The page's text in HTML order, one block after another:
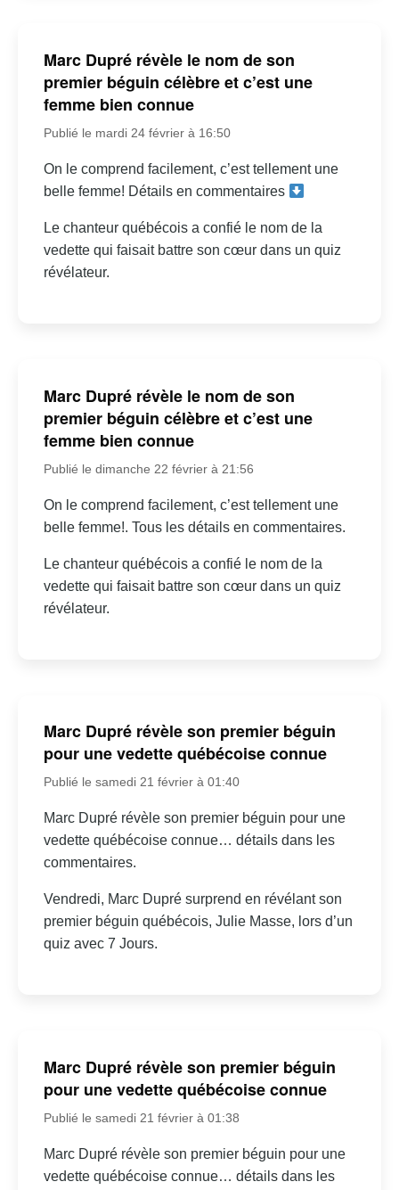
Marc Dupré révèle le nom de son
premier béguin célèbre et c’est une
femme bien connue
Publié le mardi 24 février à 16:50
On le comprend facilement, c’est tellement une
belle femme! Détails en commentaires
Le chanteur québécois a confié le nom de la
vedette qui faisait battre son cœur dans un quiz
révélateur.
Marc Dupré révèle le nom de son
premier béguin célèbre et c’est une
femme bien connue
Publié le dimanche 22 février à 21:56
On le comprend facilement, c’est tellement une
belle femme!. Tous les détails en commentaires.
Le chanteur québécois a confié le nom de la
vedette qui faisait battre son cœur dans un quiz
révélateur.
Marc Dupré révèle son premier béguin
pour une vedette québécoise connue
Publié le samedi 21 février à 01:40
Marc Dupré révèle son premier béguin pour une
vedette québécoise connue… détails dans les
commentaires.
Vendredi, Marc Dupré surprend en révélant son
premier béguin québécois, Julie Masse, lors d’un
quiz avec 7 Jours.
Marc Dupré révèle son premier béguin
pour une vedette québécoise connue
Publié le samedi 21 février à 01:38
Marc Dupré révèle son premier béguin pour une
vedette québécoise connue… détails dans les